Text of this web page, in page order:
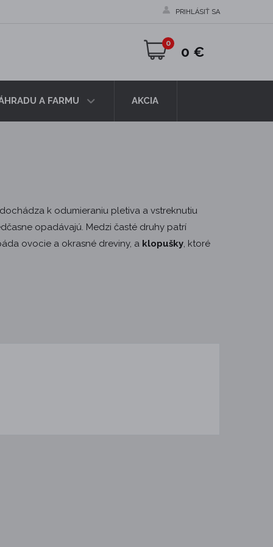
PRIHLÁSIŤ SA
0 €
0
A FARMU AKCIA
k odumieraniu pletiva a vstreknutiu
opadávajú. Medzi časté druhy patrí
ovocie a okrasné dreviny, a klopušky, ktoré